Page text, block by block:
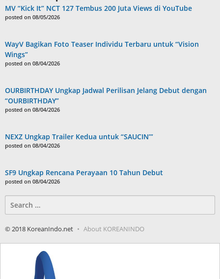
MV “Kick It” NCT 127 Tembus 200 Juta Views di YouTube
posted on 08/05/2026
WayV Bagikan Foto Teaser Individu Terbaru untuk “Vision
Wings”
posted on 08/04/2026
OURBIRTHDAY Ungkap Jadwal Perilisan Jelang Debut dengan
“OURBIRTHDAY”
posted on 08/04/2026
NEXZ Ungkap Trailer Kedua untuk “SAUCIN’”
posted on 08/04/2026
SF9 Ungkap Rencana Perayaan 10 Tahun Debut
posted on 08/04/2026
for:
© 2018 KoreanIndo.net About KOREANINDO